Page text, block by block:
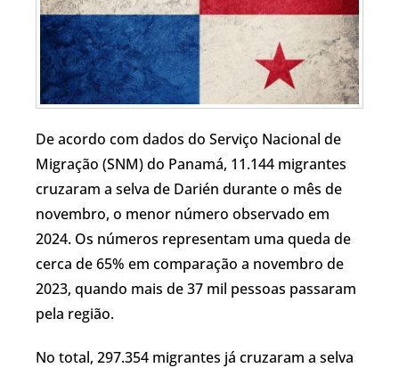
De acordo com dados do Serviço Nacional de
Migração (SNM) do Panamá, 11.144 migrantes
cruzaram a selva de Darién durante o mês de
novembro, o menor número observado em
2024. Os números representam uma queda de
cerca de 65% em comparação a novembro de
2023, quando mais de 37 mil pessoas passaram
pela região.
No total, 297.354 migrantes já cruzaram a selva